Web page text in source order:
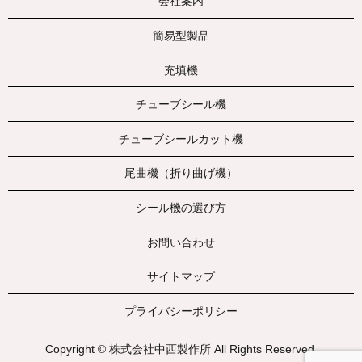
簡易型製品
充填機
チューブシール機
チューブシールカット機
尾曲機（折り曲げ機）
シール機の選び方
お問い合わせ
サイトマップ
プライバシーポリシー
Copyright © 株式会社中西製作所 All Rights Reserved.